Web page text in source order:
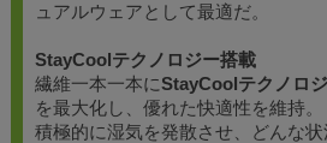
ュアルウェアとして最適だ。
StayCoolテクノロジー搭載
繊維一本一本にStayCoolテクノロ
を最大化し、優れた快適性を維持。
積極的に湿気を発散させ、どんな